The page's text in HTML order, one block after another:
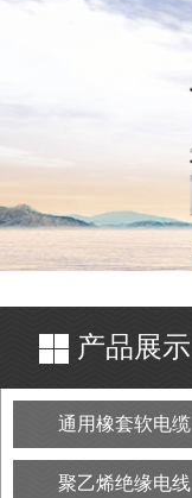
产品展示
通用橡套软电缆
聚乙烯绝缘电线